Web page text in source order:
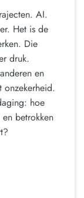
AI.
Het is de
Die
druk.
en
onzekerheid.
hoe
betrokken